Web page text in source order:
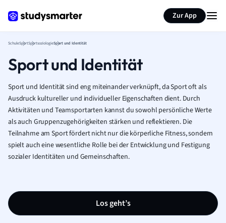
Zur App
SchuleSportSportsoziologieSport und Identität
Sport und Identität
Sport und Identität sind eng miteinander verknüpft, da Sport oft als
Ausdruck kultureller und individueller Eigenschaften dient. Durch
Aktivitäten und Teamsportarten kannst du sowohl persönliche Werte
als auch Gruppenzugehörigkeiten stärken und reflektieren. Die
Teilnahme am Sport fördert nicht nur die körperliche Fitness, sondern
spielt auch eine wesentliche Rolle bei der Entwicklung und Festigung
sozialer Identitäten und Gemeinschaften.
Los geht’s
Seite zusammenfassen